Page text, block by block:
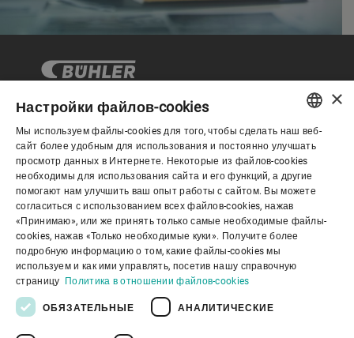
Корпоративное управление
О нас
Полезные ссылки
ENGLISH
SPANISH
GERMAN
FRENCH
PORTUGUESE
×
Настройки файлов-cookies
Мы используем файлы-cookies для того, чтобы сделать наш веб-
сайт более удобным для использования и постоянно улучшать
просмотр данных в Интернете. Некоторые из файлов-cookies
необходимы для использования сайта и его функций, а другие
помогают нам улучшить ваш опыт работы с сайтом. Вы можете
согласиться с использованием всех файлов-cookies, нажав
«Принимаю», или же принять только самые необходимые файлы-
cookies, нажав «Только необходимые куки». Получите более
подробную информацию о том, какие файлы-cookies мы
используем и как ими управлять, посетив нашу справочную
страницу Политика в отношении файлов-cookies
ОБЯЗАТЕЛЬНЫЕ АНАЛИТИЧЕСКИЕ